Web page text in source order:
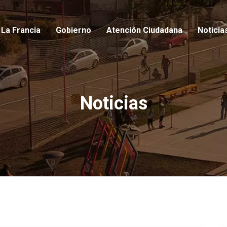
La Francia Gobierno Atención Ciudadana
Noticias